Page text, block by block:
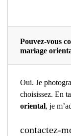
Pouvez-vous
mariage
Oui. Je
choisissez. En
oriental, je
contactez-